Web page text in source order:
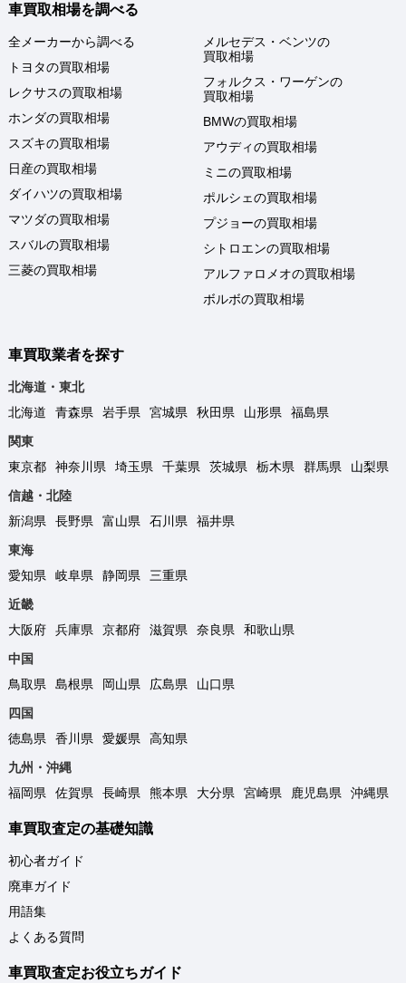
車買取相場を調べる
全メーカーから調べる
トヨタの買取相場
レクサスの買取相場
ホンダの買取相場
スズキの買取相場
日産の買取相場
ダイハツの買取相場
マツダの買取相場
スバルの買取相場
三菱の買取相場
メルセデス・ベンツの
買取相場
フォルクス・ワーゲンの
買取相場
BMWの買取相場
アウディの買取相場
ミニの買取相場
ポルシェの買取相場
プジョーの買取相場
シトロエンの買取相場
アルファロメオの買取相場
ボルボの買取相場
車買取業者を探す
北海道・東北
北海道
青森県 岩手県 宮城県 秋田県 山形県
福島県
関東
東京都
神奈川県 埼玉県 千葉県 茨城県 栃木県 群馬県
山梨県
信越・北陸
新潟県
長野県 富山県 石川県
福井県
東海
愛知県
岐阜県 静岡県
三重県
近畿
大阪府
兵庫県 京都府 滋賀県 奈良県
和歌山県
中国
鳥取県
島根県 岡山県 広島県
山口県
四国
徳島県
香川県 愛媛県
高知県
九州・沖縄
福岡県
佐賀県 長崎県 熊本県 大分県 宮崎県 鹿児島県 沖縄県
車買取査定の基礎知識
初心者ガイド
廃車ガイド
用語集
よくある質問
車買取査定お役立ちガイド